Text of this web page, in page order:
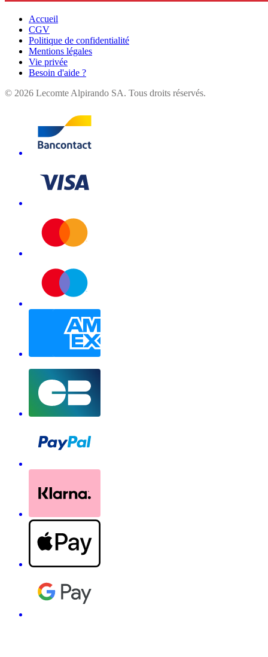
Accueil
CGV
Politique de confidentialité
Mentions légales
Vie privée
Besoin d'aide ?
© 2026 Lecomte Alpirando SA. Tous droits réservés.